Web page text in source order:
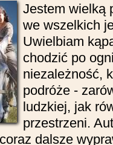
Jestem wielką
we wszelkich
Uwielbiam
chodzić po
niezależność,
podróże -
ludzkiej, jak
przestrzeni.
dalsze